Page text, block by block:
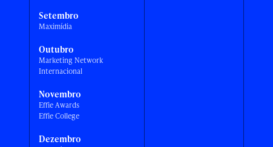
Setembro
Maximídia
Outubro
Marketing Network
Internacional
Novembro
Effie Awards
Effie College
Dezembro